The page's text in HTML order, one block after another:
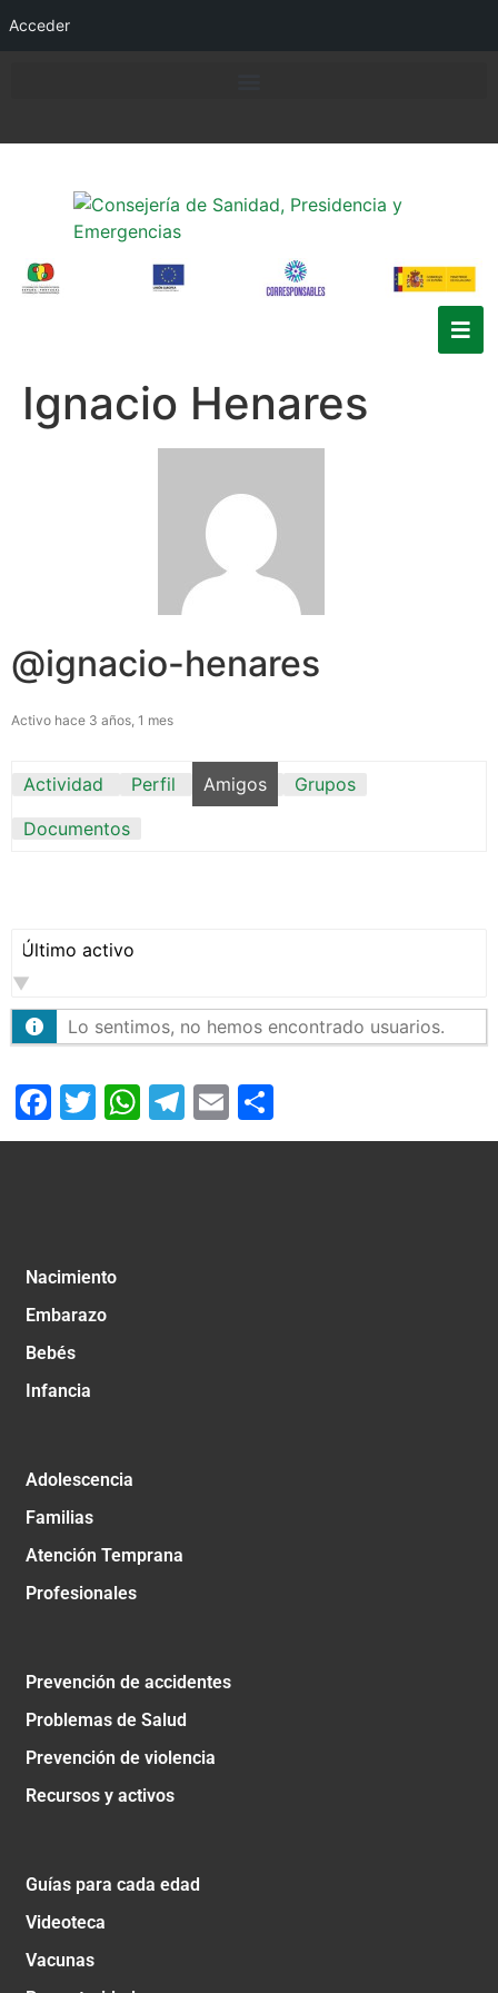
Acceder
Ignacio Henares
@ignacio-henares
Activo hace 3 años, 1 mes
Actividad Perfil Amigos
Grupos
Documentos
Mostrar:
Lo sentimos, no hemos encontrado usuarios.
Facebook
Twitter
WhatsApp
Telegram
Email
Nacimiento
Embarazo
Bebés
Infancia
Adolescencia
Familias
Atención Temprana
Profesionales
Prevención de accidentes
Problemas de Salud
Prevención de violencia
Recursos y activos
Guías para cada edad
Videoteca
Vacunas